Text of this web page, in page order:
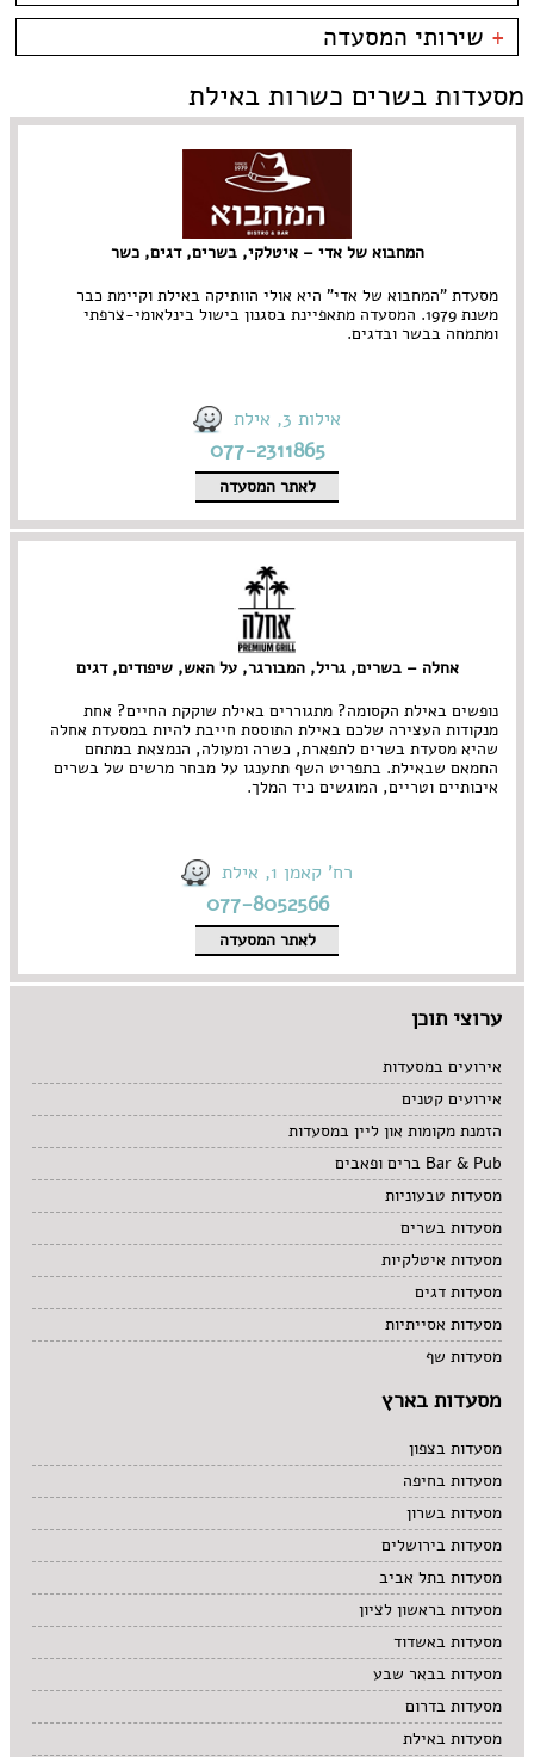
קניון מול הים - טיילת
צמחוני/טבעוני
פירות ים
סושי
אוכל ביתי
בית קפה
טאפאס בר
סיני
כשרות
כשר למהדרין
+ שירותי המסעדה
משלוחים
מסעדות בשרים כשרות באילת
המחבוא של אדי – איטלקי, בשרים, דגים, כשר
מסעדת "המחבוא של אדי" היא אולי הוותיקה באילת וקיימת כבר
משנת 1979. המסעדה מתאפיינת בסגנון בישול בינלאומי-צרפתי
ומתמחה בבשר ובדגים.
אילות 3, אילת
077-2311865
לאתר המסעדה
אחלה – בשרים, גריל, המבורגר, על האש, שיפודים, דגים
נופשים באילת הקסומה? מתגוררים באילת שוקקת החיים? אחת
מנקודות העצירה שלכם באילת התוססת חייבת להיות במסעדת אחלה
שהיא מסעדת בשרים לתפארת, כשרה ומעולה, הנמצאת במתחם
החמאם שבאילת. בתפריט השף תתענגו על מבחר מרשים של בשרים
איכותיים וטריים, המוגשים כיד המלך.
רח' קאמן 1, אילת
077-8052566
לאתר המסעדה
ערוצי תוכן
אירועים במסעדות
אירועים קטנים
הזמנת מקומות און ליין במסעדות
Bar & Pub ברים ופאבים
מסעדות טבעוניות
מסעדות בשרים
מסעדות איטלקיות
מסעדות דגים
מסעדות אסייתיות
מסעדות שף
מסעדות בארץ
מסעדות בצפון
מסעדות בחיפה
מסעדות בשרון
מסעדות בירושלים
מסעדות בתל אביב
מסעדות בראשון לציון
מסעדות באשדוד
מסעדות בבאר שבע
מסעדות בדרום
מסעדות באילת